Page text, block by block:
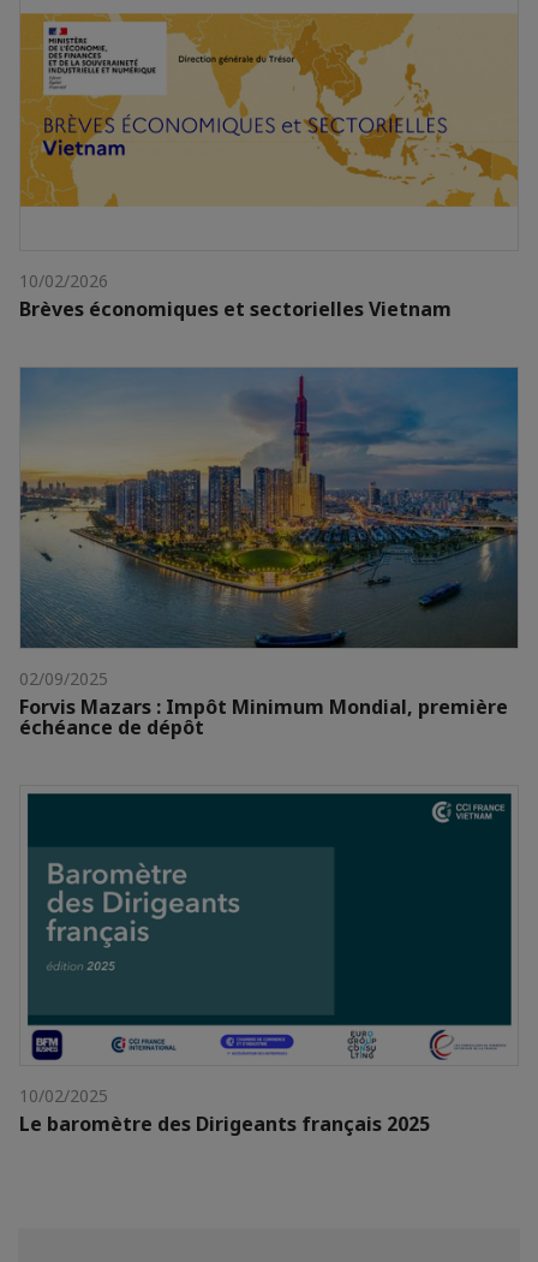
10/02/2026
Brèves économiques et sectorielles Vietnam
02/09/2025
Forvis Mazars : Impôt Minimum Mondial, première
échéance de dépôt
10/02/2025
Le baromètre des Dirigeants français 2025